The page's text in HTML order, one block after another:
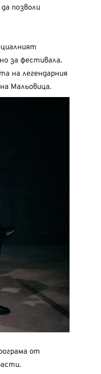
позволи
за фестивала.
на легендарния
Мальовица.
от